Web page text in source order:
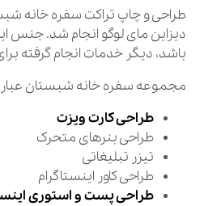
طراحی و چاپ تراکت سفره خانه
باشد، دیگر خدمات انجام گرفته
مجموعه سفره خانه شبستان
طراحی کارت ویزت
طراحی بنرهای متحرک
تیزر تبلیغاتی
طراحی کاور اینستاگرام
طراحی پست و استوری